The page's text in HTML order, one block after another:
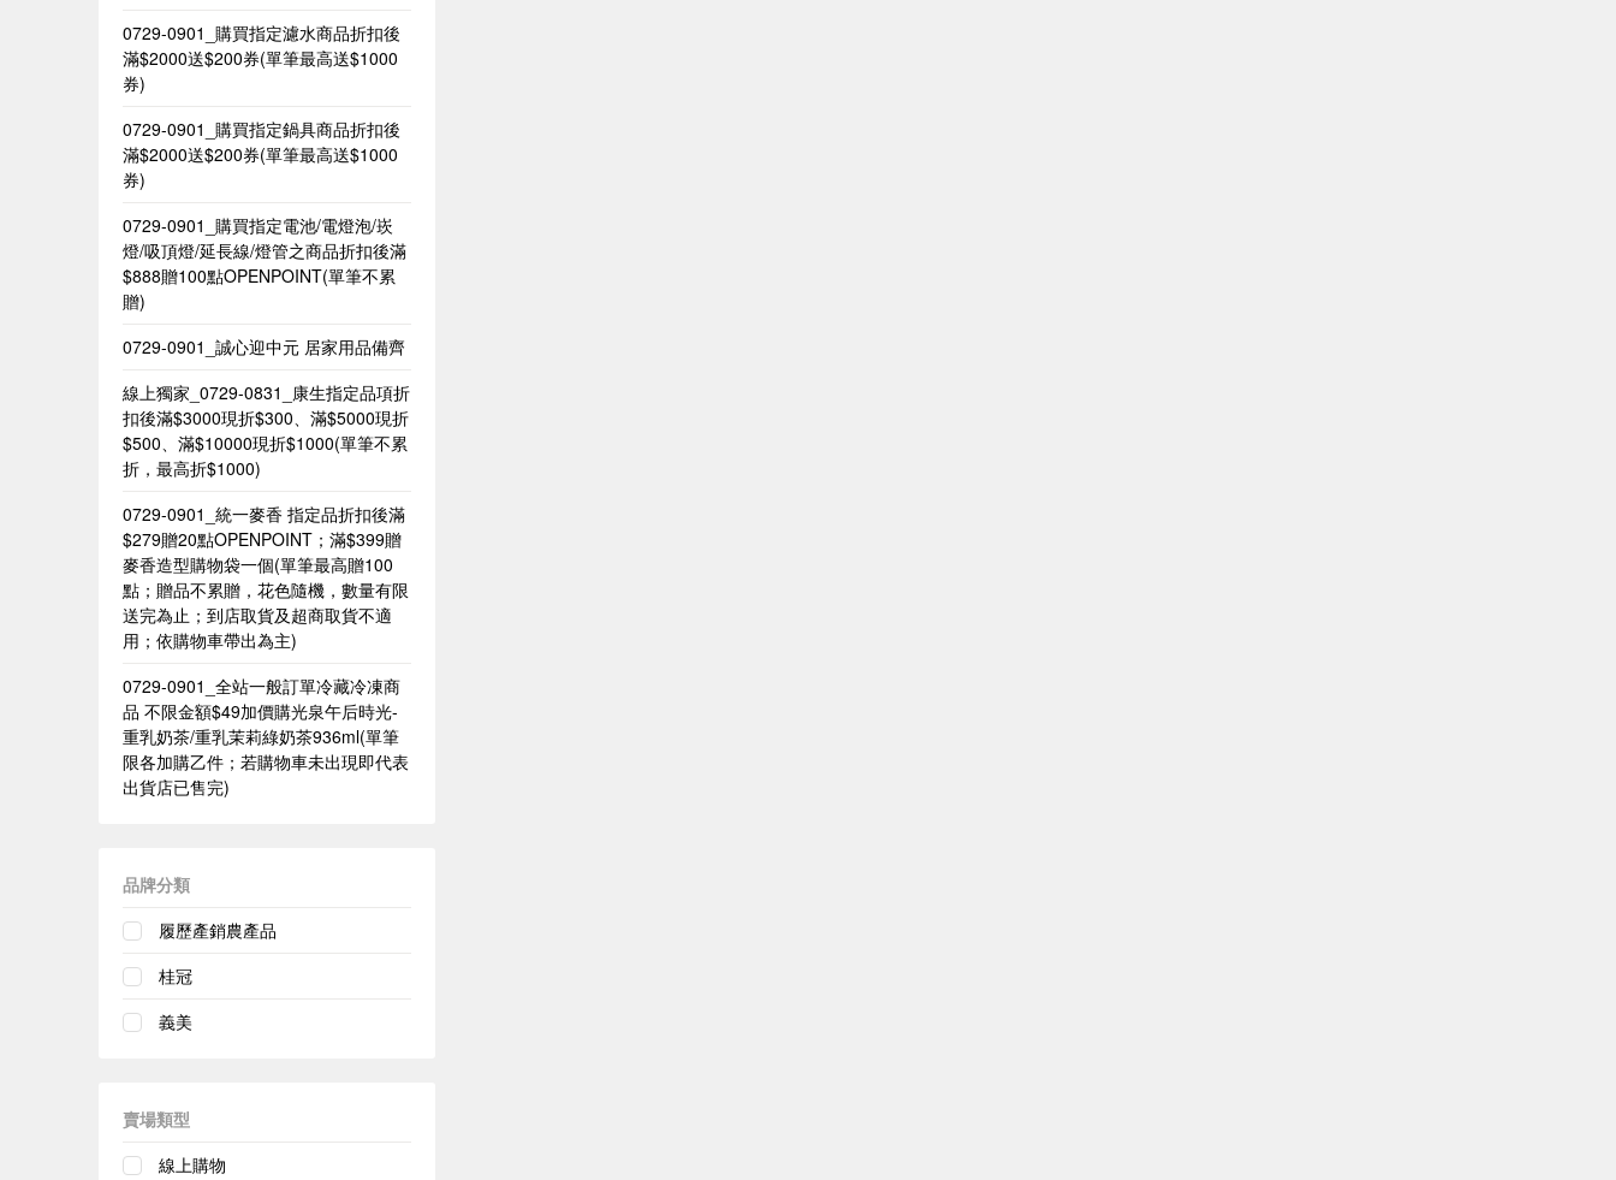
0729-0901_購買指定濾水商品折扣後
滿$2000送$200券(單筆最高送$1000
券)
0729-0901_購買指定鍋具商品折扣後
滿$2000送$200券(單筆最高送$1000
券)
0729-0901_購買指定電池/電燈泡/崁
燈/吸頂燈/延長線/燈管之商品折扣後滿
$888贈100點OPENPOINT(單筆不累
贈)
0729-0901_誠心迎中元 居家用品備齊
線上獨家_0729-0831_康生指定品項折
扣後滿$3000現折$300、滿$5000現折
$500、滿$10000現折$1000(單筆不累
折，最高折$1000)
0729-0901_統一麥香​ 指定品折扣後滿
$279贈20點OPENPOINT；滿$399贈
麥香造型購物袋一個(單筆最高贈100
點；贈品不累贈，花色隨機，數量有限
送完為止；到店取貨及超商取貨不適
用；依購物車帶出為主)​
0729-0901_全站一般訂單冷藏冷凍商
品 不限金額$49加價購光泉午后時光-
重乳奶茶/重乳茉莉綠奶茶936ml(單筆
限各加購乙件；若購物車未出現即代表
出貨店已售完)
品牌分類
履歷產銷農產品
桂冠
義美
賣場類型
線上購物